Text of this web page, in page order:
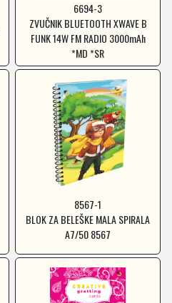
6694-3
ZVUČNIK BLUETOOTH XWAVE B
FUNK 14W FM RADIO 3000mAh
*MD *SR
8567-1
BLOK ZA BELEŠKE MALA SPIRALA
A7/50 8567